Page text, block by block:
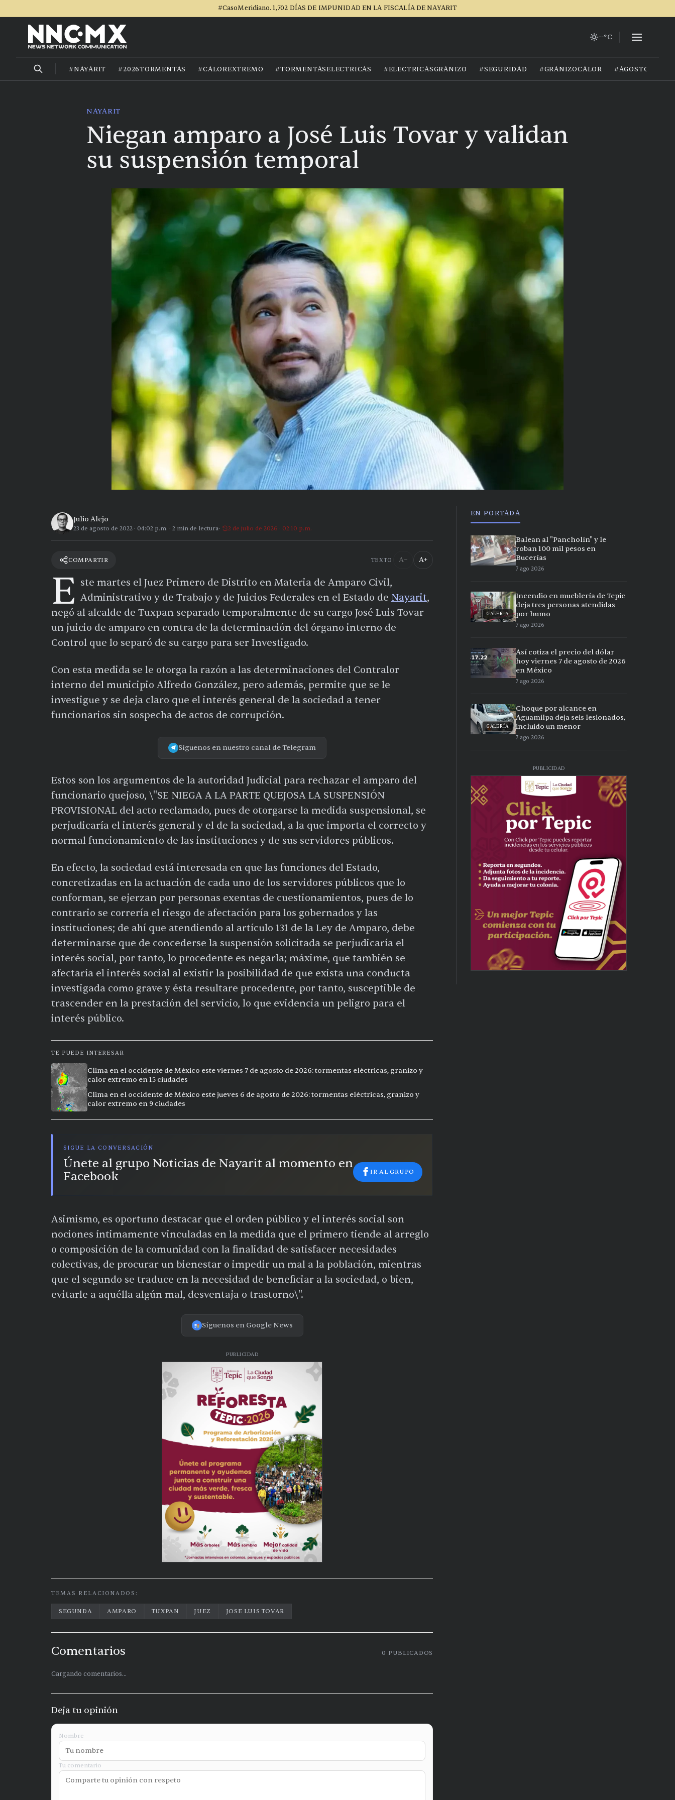
#CasoMeridiano. 1,702 DÍAS DE IMPUNIDAD EN LA FISCALÍA DE NAYARIT
--°C
#NAYARIT #2026TORMENTAS #CALOREXTREMO #TORMENTASELECTRICAS #ELECTRICASGRANIZO #SEGURIDAD #GRANIZOCALOR #AGOSTO2026
NAYARIT
Niegan amparo a José Luis Tovar y validan
su suspensión temporal
Julio Alejo
23 de agosto de 2022 · 04:02 p.m. · 2 min de lectura 2 de julio de 2026 · 02:10 p.m.
COMPARTIR TEXTO A− A+
E ste martes el Juez Primero de Distrito en Materia de Amparo Civil,
Administrativo y de Trabajo y de Juicios Federales en el Estado de Nayarit,
negó al alcalde de Tuxpan separado temporalmente de su cargo José Luis Tovar
un juicio de amparo en contra de la determinación del órgano interno de
Control que lo separó de su cargo para ser Investigado.
Con esta medida se le otorga la razón a las determinaciones del Contralor
interno del municipio Alfredo González, pero además, permite que se le
investigue y se deja claro que el interés general de la sociedad a tener
funcionarios sin sospecha de actos de corrupción.
Síguenos en nuestro canal de Telegram
Estos son los argumentos de la autoridad Judicial para rechazar el amparo del
funcionario quejoso, \"SE NIEGA A LA PARTE QUEJOSA LA SUSPENSIÓN
PROVISIONAL del acto reclamado, pues de otorgarse la medida suspensional, se
perjudicaría el interés general y el de la sociedad, a la que importa el correcto y
normal funcionamiento de las instituciones y de sus servidores públicos.
En efecto, la sociedad está interesada en que las funciones del Estado,
concretizadas en la actuación de cada uno de los servidores públicos que lo
conforman, se ejerzan por personas exentas de cuestionamientos, pues de lo
contrario se correría el riesgo de afectación para los gobernados y las
instituciones; de ahí que atendiendo al artículo 131 de la Ley de Amparo, debe
determinarse que de concederse la suspensión solicitada se perjudicaría el
interés social, por tanto, lo procedente es negarla; máxime, que también se
afectaría el interés social al existir la posibilidad de que exista una conducta
investigada como grave y ésta resultare procedente, por tanto, susceptible de
trascender en la prestación del servicio, lo que evidencia un peligro para el
interés público.
TE PUEDE INTERESAR
Clima en el occidente de México este viernes 7 de agosto de 2026: tormentas eléctricas, granizo y
calor extremo en 15 ciudades
Clima en el occidente de México este jueves 6 de agosto de 2026: tormentas eléctricas, granizo y
calor extremo en 9 ciudades
SIGUE LA CONVERSACIÓN
Únete al grupo Noticias de Nayarit al momento en
Facebook
IR AL GRUPO
Asimismo, es oportuno destacar que el orden público y el interés social son
nociones íntimamente vinculadas en la medida que el primero tiende al arreglo
o composición de la comunidad con la finalidad de satisfacer necesidades
colectivas, de procurar un bienestar o impedir un mal a la población, mientras
que el segundo se traduce en la necesidad de beneficiar a la sociedad, o bien,
evitarle a aquélla algún mal, desventaja o trastorno\".
Síguenos en Google News
PUBLICIDAD
TEMAS RELACIONADOS:
SEGUNDA AMPARO TUXPAN JUEZ JOSE LUIS TOVAR
Comentarios 0 PUBLICADOS
Cargando comentarios...
Deja tu opinión
Nombre
Tu comentario
EN PORTADA
Balean al "Pancholín" y le
roban 100 mil pesos en
Bucerías
7 ago 2026
GALERÍA
Incendio en mueblería de Tepic
deja tres personas atendidas
por humo
7 ago 2026
Así cotiza el precio del dólar
hoy viernes 7 de agosto de 2026
en México
7 ago 2026
GALERÍA
Choque por alcance en
Aguamilpa deja seis lesionados,
incluido un menor
7 ago 2026
PUBLICIDAD